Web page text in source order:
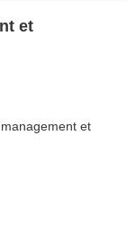
et